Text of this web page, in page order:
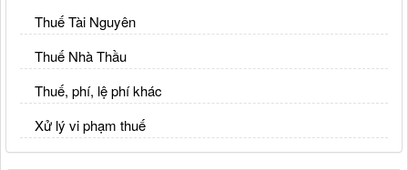
Thuế Tài Nguyên
Thuế Nhà Thầu
Thuế, phí, lệ phí khác
Xử lý vi phạm thuế